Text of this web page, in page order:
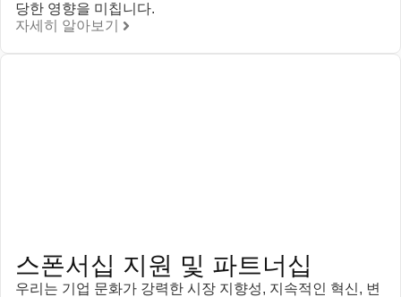
당한 영향을 미칩니다.
자세히 알아보기
스폰서십 지원 및 파트너십
우리는 기업 문화가 강력한 시장 지향성, 지속적인 혁신, 변